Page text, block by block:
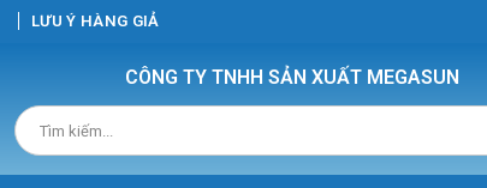
LƯU Ý HÀNG GIẢ
CÔNG TY TNHH SẢN XUẤT MEGASUN